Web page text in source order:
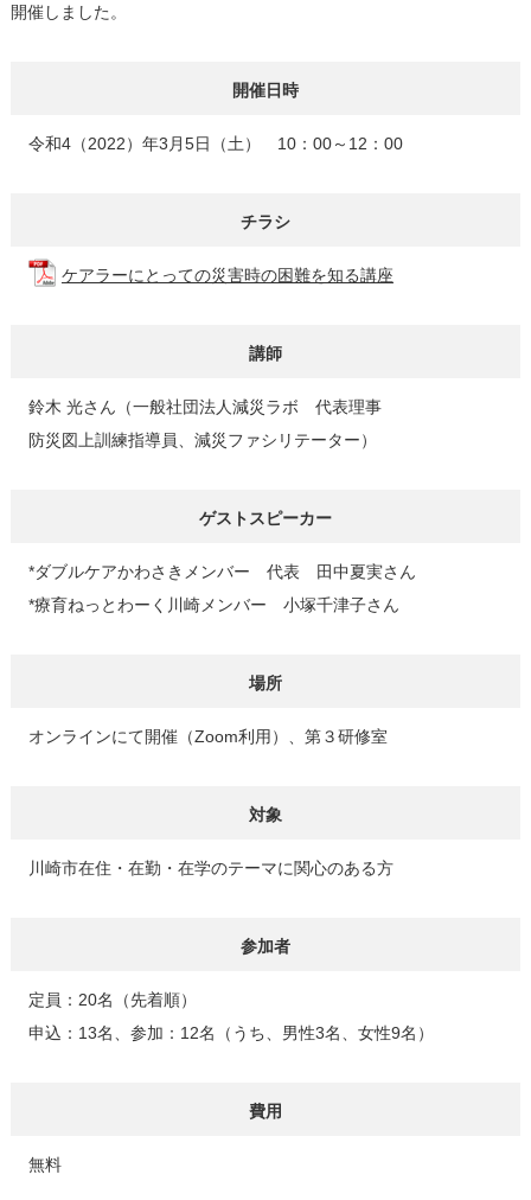
開催しました。
開催日時
令和4（2022）年3月5日（土） 10：00～12：00
チラシ
ケアラーにとっての災害時の困難を知る講座
講師
鈴木 光さん（一般社団法人減災ラボ 代表理事
防災図上訓練指導員、減災ファシリテーター）
ゲストスピーカー
*ダブルケアかわさきメンバー 代表 田中夏実さん
*療育ねっとわーく川崎メンバー 小塚千津子さん
場所
オンラインにて開催（Zoom利用）、第３研修室
対象
川崎市在住・在勤・在学のテーマに関心のある方
参加者
定員：20名（先着順）
申込：13名、参加：12名（うち、男性3名、女性9名）
費用
無料